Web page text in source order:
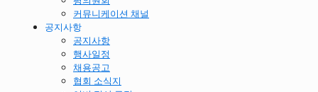
커뮤니케이션 채널
공지사항
공지사항
행사일정
채용공고
협회 소식지